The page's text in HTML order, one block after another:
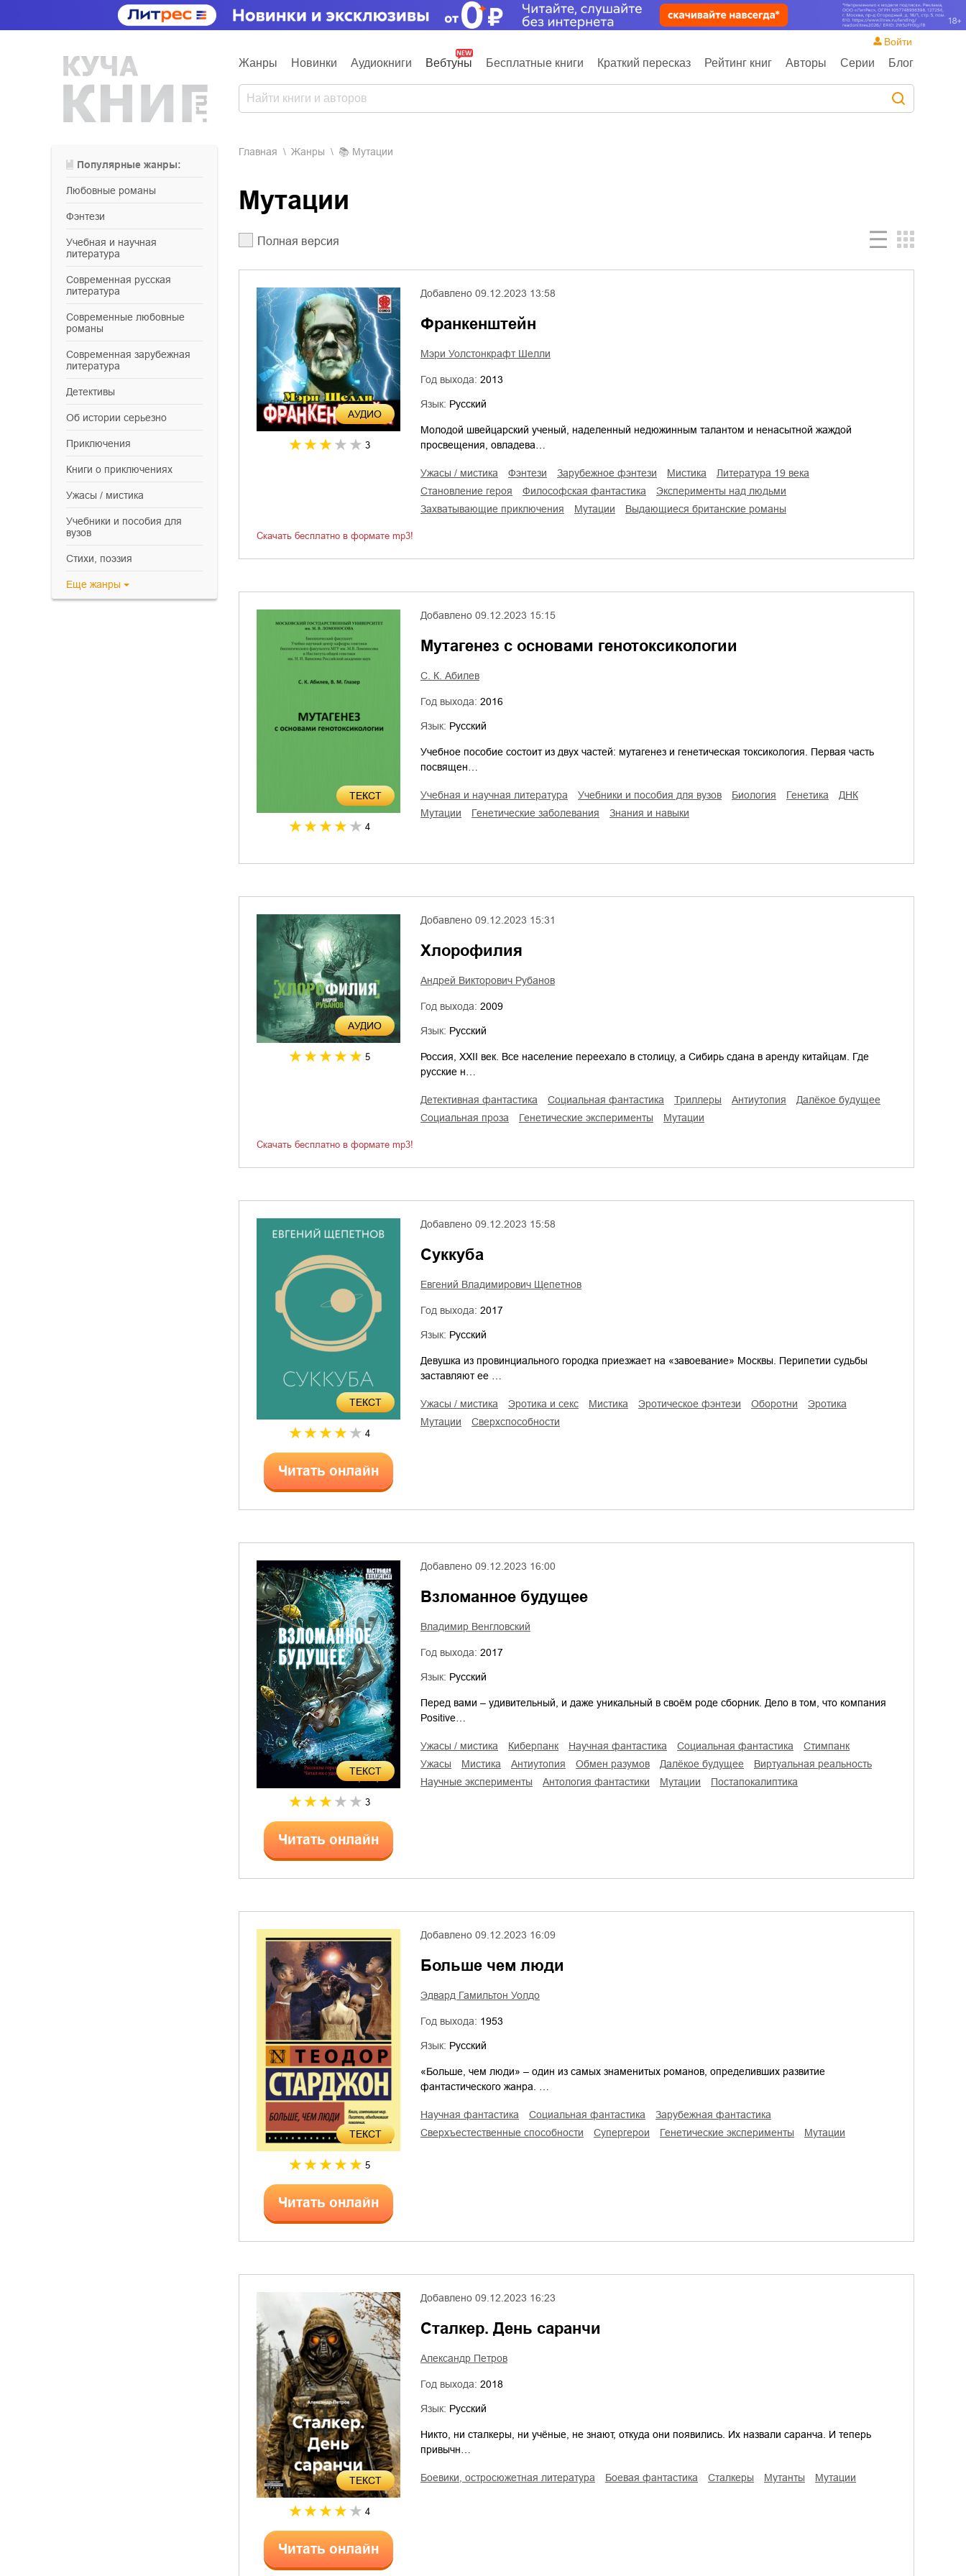
Жанры Новинки Аудиокниги Вебтуны Бесплатные книги Краткий пересказ Рейтинг книг Авторы Серии Блог
Войти
Популярные жанры:
любовные романы
фэнтези
учебная и научная
литература
современная русская
литература
современные любовные
романы
современная зарубежная
литература
детективы
об истории серьезно
приключения
книги о приключениях
ужасы / мистика
учебники и пособия для
вузов
cтихи, поэзия
Еще жанры
Главная Жанры Мутации
Мутации
Полная версия
AУДИО
3
Добавлено 09.12.2023 13:58
Франкенштейн
Мэри Уолстонкрафт Шелли
Год выхода: 2013
Язык: Русский
Молодой швейцарский ученый, наделенный недюжинным талантом и ненасытной жаждой
просвещения, овладева…
ужасы / мистика фэнтези зарубежное фэнтези мистика
литература 19 века
становление героя
философская фантастика
эксперименты над людьми
захватывающие приключения
мутации Выдающиеся британские романы
Скачать бесплатно в формате mp3!
ТЕКСТ
4
Добавлено 09.12.2023 15:15
Мутагенез с основами генотоксикологии
С. К. Абилев
Год выхода: 2016
Язык: Русский
Учебное пособие состоит из двух частей: мутагенез и генетическая токсикология. Первая часть
посвящен…
учебная и научная литература учебники и пособия для вузов биология генетика
ДНК
мутации
генетические заболевания знания и навыки
AУДИО
5
Добавлено 09.12.2023 15:31
Хлорофилия
Андрей Викторович Рубанов
Год выхода: 2009
Язык: Русский
Россия, XXII век. Все население переехало в столицу, а Сибирь сдана в аренду китайцам. Где
русские н…
детективная фантастика социальная фантастика триллеры антиутопия
далёкое будущее
социальная проза
генетические эксперименты мутации
Скачать бесплатно в формате mp3!
ТЕКСТ
4
Читать онлайн
Добавлено 09.12.2023 15:58
Суккуба
Евгений Владимирович Щепетнов
Год выхода: 2017
Язык: Русский
Девушка из провинциального городка приезжает на «завоевание» Москвы. Перипетии судьбы
заставляют ее …
ужасы / мистика эротика и секс мистика эротическое фэнтези оборотни
эротика
мутации
сверхспособности
ТЕКСТ
3
Читать онлайн
Добавлено 09.12.2023 16:00
Взломанное будущее
Владимир Венгловский
Год выхода: 2017
Язык: Русский
Перед вами – удивительный, и даже уникальный в своём роде сборник. Дело в том, что компания
Positive…
ужасы / мистика киберпанк научная фантастика социальная фантастика
стимпанк
ужасы
мистика антиутопия обмен разумов далёкое будущее
виртуальная реальность
научные эксперименты
антология фантастики мутации постапокалиптика
ТЕКСТ
5
Читать онлайн
Добавлено 09.12.2023 16:09
Больше чем люди
Эдвард Гамильтон Уолдо
Год выхода: 1953
Язык: Русский
«Больше, чем люди» – один из самых знаменитых романов, определивших развитие
фантастического жанра. …
научная фантастика социальная фантастика
зарубежная фантастика
сверхъестественные способности
супергерои генетические эксперименты мутации
ТЕКСТ
4
Читать онлайн
Добавлено 09.12.2023 16:23
Сталкер. День саранчи
Александр Петров
Год выхода: 2018
Язык: Русский
Никто, ни сталкеры, ни учёные, не знают, откуда они появились. Их назвали саранча. И теперь
привычн…
боевики, остросюжетная литература боевая фантастика сталкеры мутанты мутации